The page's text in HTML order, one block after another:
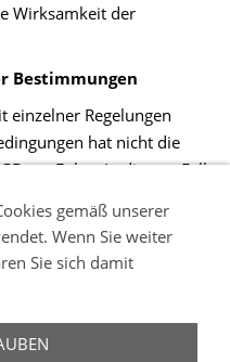
Wirksamkeit der
Bestimmungen
einzelner Regelungen
hat nicht die
zur Folge. In diesem Fall
gemäß unserer
Wenn Sie weiter
Sie sich damit